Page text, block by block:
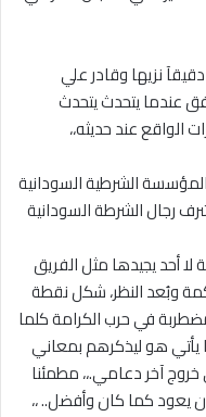
نزيها وقادر علي
عندما يتحدث يتحدث
الواقع عند حديثه،،
الشرطية السودانية
رجال الشرطة السودانية
أحد يجيدها مثل الفريق
وبُعد النظر، شكل نقطة
في حرب الكرامة كلما
يأتي هو ليذكرهم بمعاني
آخر دعامي.،، مطمئنا
يعود كما كان وأفضل.. ،،